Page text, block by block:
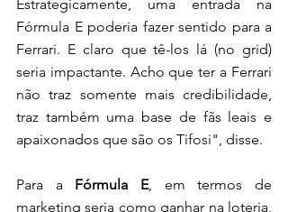
Estrategicamente, uma entrada na
Fórmula E poderia fazer sentido para a
Ferrari. E claro que tê-los lá (no grid)
seria impactante. Acho que ter a Ferrari
não traz somente mais credibilidade,
traz também uma base de fãs leais e
apaixonados que são os Tifosi", disse.
Para a Fórmula E, em termos de
marketing seria como ganhar na loteria,